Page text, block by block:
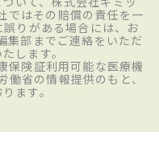
ではその賠償の責任を一
りがある場合には、お
集部までご連絡をいただ
します。
保険証利用可能な医療機
省の情報提供のもと、
ます。